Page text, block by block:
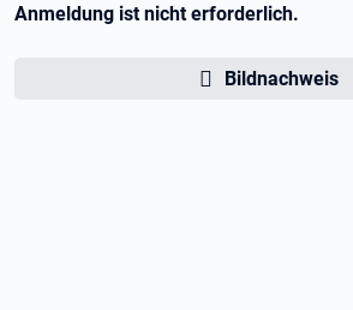
Anmeldung ist nicht erforderlich.
Bildnachweis